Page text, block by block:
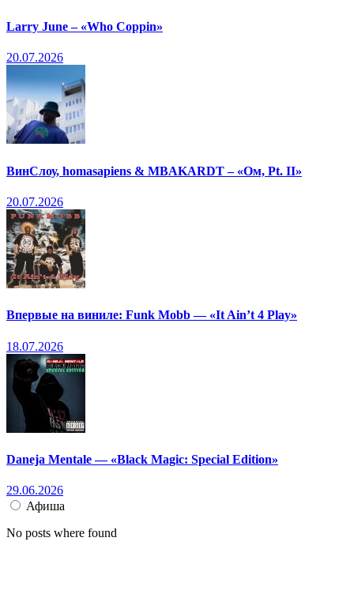
Larry June – «Who Coppin»
20.07.2026
ВинСлоу, homasapiens & MBAKARDT – «Ом, Pt. II»
20.07.2026
Впервые на виниле: Funk Mobb — «It Ain’t 4 Play»
18.07.2026
Daneja Mentale — «Black Magic: Special Edition»
29.06.2026
Афиша
No posts where found